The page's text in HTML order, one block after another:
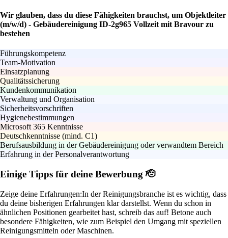
Wir glauben, dass du diese Fähigkeiten brauchst, um Objektleiter
(m/w/d) - Gebäudereinigung ID-2g965 Vollzeit mit Bravour zu
bestehen
Führungskompetenz
Team-Motivation
Einsatzplanung
Qualitätssicherung
Kundenkommunikation
Verwaltung und Organisation
Sicherheitsvorschriften
Hygienebestimmungen
Microsoft 365 Kenntnisse
Deutschkenntnisse (mind. C1)
Berufsausbildung in der Gebäudereinigung oder verwandtem Bereich
Erfahrung in der Personalverantwortung
Einige Tipps für deine Bewerbung 🫡
Zeige deine Erfahrungen:In der Reinigungsbranche ist es wichtig, dass
du deine bisherigen Erfahrungen klar darstellst. Wenn du schon in
ähnlichen Positionen gearbeitet hast, schreib das auf! Betone auch
besondere Fähigkeiten, wie zum Beispiel den Umgang mit speziellen
Reinigungsmitteln oder Maschinen.